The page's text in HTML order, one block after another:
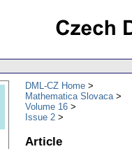
DML-CZ Home
Mathematica Slovaca
Volume 16
Issue 2
Article